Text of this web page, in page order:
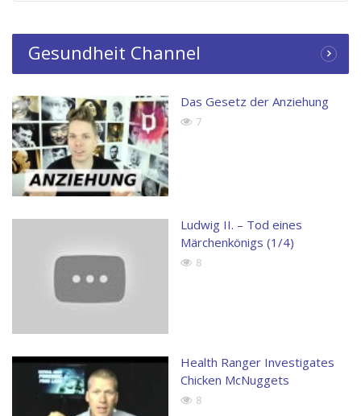
Gesundheit Channel
Das Gesetz der Anziehung
7
Ludwig II. – Tod eines
Märchenkönigs (1/4)
8
Health Ranger Investigates
Chicken McNuggets
8